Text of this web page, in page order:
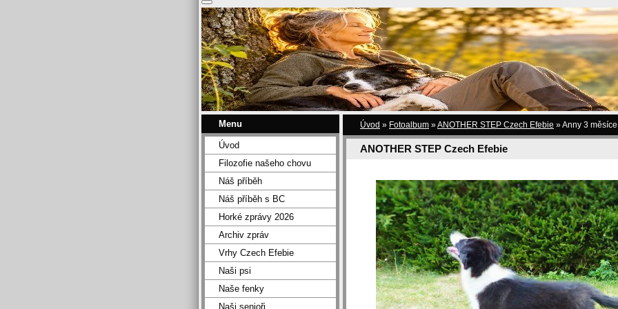
Úvod » Fotoalbum »ANOTHER STEP Czech Efebie »Anny 3
ANOTHER STEP Czech Efebie
Menu
Úvod
Filozofie našeho chovu
Náš příběh
Náš příběh s BC
Horké zprávy 2026
Archiv zpráv
Vrhy Czech Efebie
Naši psi
Naše fenky
Naši senioři